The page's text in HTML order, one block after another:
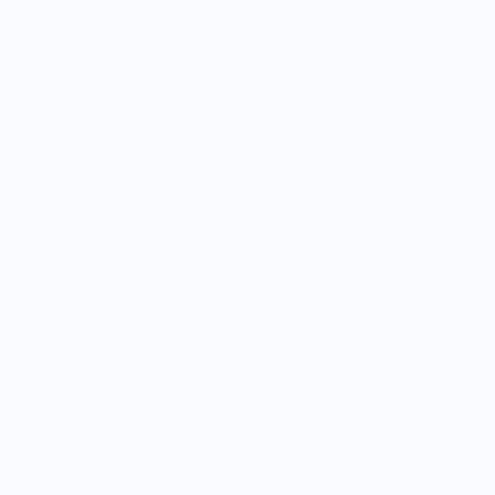
doktor atau ahli farmasi bertauliah
dan mungkin tidak merangkumi semua
yang dikeluarkan oleh doktor
tele-konsultasi dengan salah seorang
kebenaran dari Lembaga Iklan Ubat
Alexandra, Admiralty, Bedok, Bishan,
Boon Lay, Central Area, Choa Chu
Dairy Farm, Eunos, East Coast,
Lim Chu Kang, Marine Parade,